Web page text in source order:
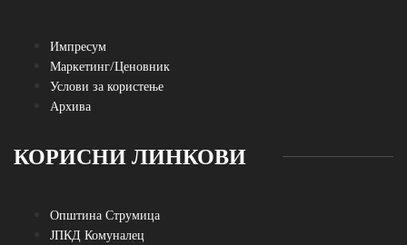
Импресум
Маркетинг/Ценовник
Услови за користење
Архива
КОРИСНИ ЛИНКОВИ
Општина Струмица
ЈПКД Комуналец